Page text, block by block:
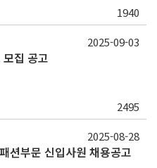
1940
집 공고
2495
2025-09-03
션부문 신입사원 채용공고
2025-08-28